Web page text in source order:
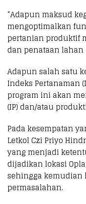
“Adapun maksud
mengoptimalkan
pertanian produktif
dan penataan lahan
Adapun salah satu
Indeks Pertanaman
program ini akan
(IP) dan/atau
Pada kesempatan
Letkol Czi Priyo
yang menjadi
dijadikan lokasi
sehingga
permasalahan.